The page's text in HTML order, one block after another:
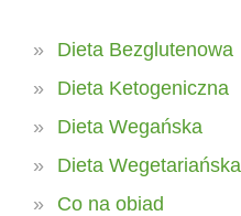
Dieta Bezglutenowa
Dieta Ketogeniczna
Dieta Wegańska
Dieta Wegetariańska
Co na obiad